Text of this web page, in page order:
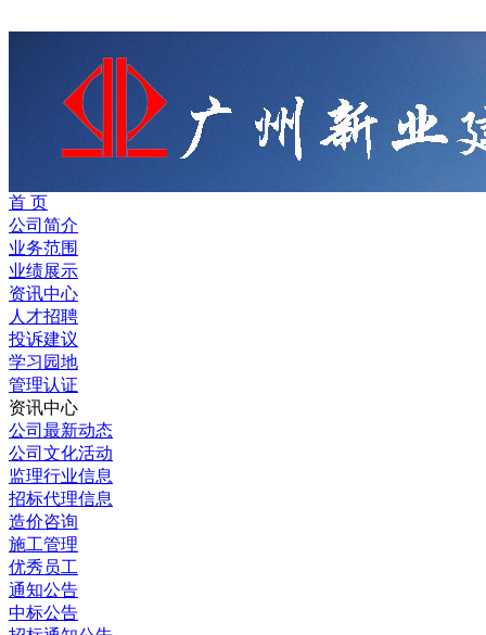
首 页
公司简介
业务范围
业绩展示
资讯中心
人才招聘
投诉建议
学习园地
管理认证
资讯中心
公司最新动态
公司文化活动
监理行业信息
招标代理信息
造价咨询
施工管理
优秀员工
通知公告
中标公告